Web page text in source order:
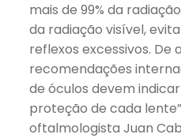
mais de 99% da
da radiação visível,
reflexos excessivos. De
recomendações
de óculos devem
proteção de cada
oftalmologista Juan